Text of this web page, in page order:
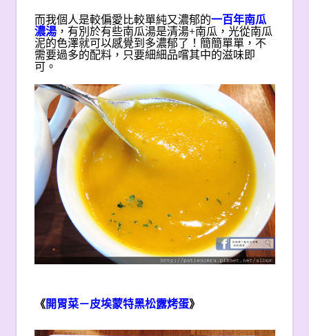
而我個人是較偏愛比較單純又濃郁的一百年南瓜
濃湯，有別於有些南瓜湯是清湯+南瓜，光從南瓜
泥的色澤就可以感覺到多濃郁了！簡簡單單，不
需要過多的配料，只要細細品嚐其中的滋味即
可。
《開胃菜－皮埃蒙特黑松露烤蛋》